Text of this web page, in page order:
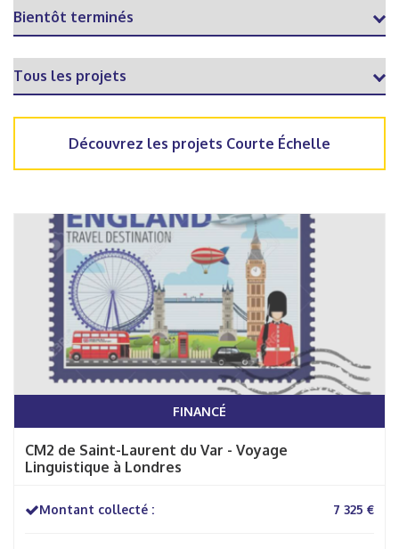
Découvrez les projets Courte Échelle
FINANCÉ
CM2 de Saint-Laurent du Var - Voyage
Linguistique à Londres
Montant collecté : 7 325 €